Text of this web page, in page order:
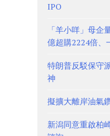
IPO
「羊小咩」母
億超購2224倍、
特朗普反駁保守
神
擬擴大離岸油氣
新潟同意重啟柏